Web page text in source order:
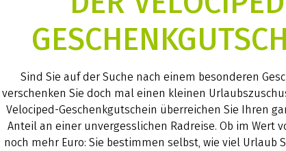
Sind Sie auf der Suche nach einem besonderen
verschenken Sie doch mal einen kleinen
Velociped-Geschenkgutschein überreichen Sie Ihren
Anteil an einer unvergesslichen Radreise. Ob im Wert
noch mehr Euro: Sie bestimmen selbst, wie viel Urlaub